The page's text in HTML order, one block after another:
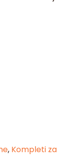
, Kompleti za